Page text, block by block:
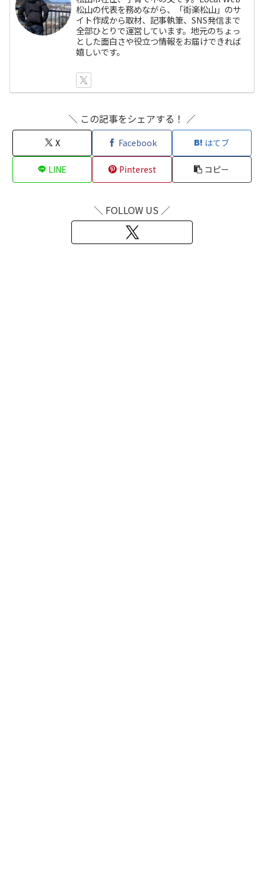
松山の代表を務めながら、「街楽松山」のサ
イト作成から取材、記事執筆、SNS発信まで
全部ひとりで運営しています。地元のちょっ
とした面白さや役立つ情報をお届けできれば
嬉しいです。
＼ この記事をシェアする！ ／
X Facebook はてブ
LINE Pinterest コピー
＼ FOLLOW US ／